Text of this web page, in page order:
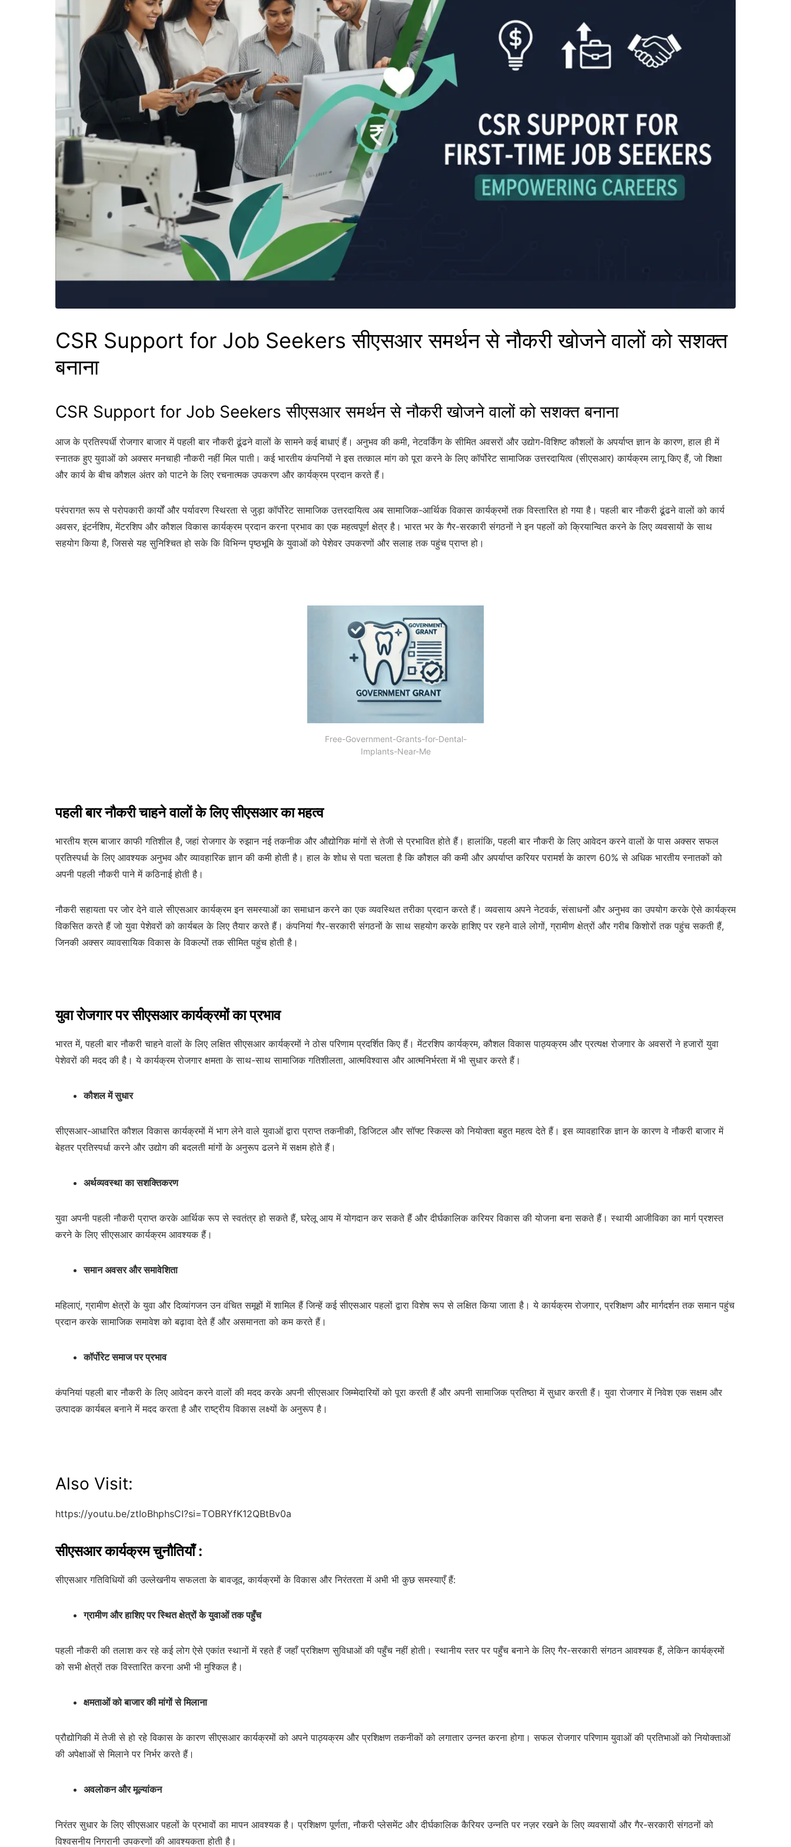
CSR Support for Job Seekers सीएसआर समर्थन से नौकरी खोजने वालों को सशक्त
बनाना
CSR Support for Job Seekers सीएसआर समर्थन से नौकरी खोजने वालों को सशक्त बनाना
आज के प्रतिस्पर्धी रोजगार बाजार में पहली बार नौकरी ढूंढने वालों के सामने कई बाधाएं हैं। अनुभव की कमी, नेटवर्किंग के सीमित अवसरों और उद्योग-विशिष्ट कौशलों के अपर्याप्त ज्ञान के कारण, हाल ही में
स्नातक हुए युवाओं को अक्सर मनचाही नौकरी नहीं मिल पाती। कई भारतीय कंपनियों ने इस तत्काल मांग को पूरा करने के लिए कॉर्पोरेट सामाजिक उत्तरदायित्व (सीएसआर) कार्यक्रम लागू किए हैं, जो शिक्षा
और कार्य के बीच कौशल अंतर को पाटने के लिए रचनात्मक उपकरण और कार्यक्रम प्रदान करते हैं।
परंपरागत रूप से परोपकारी कार्यों और पर्यावरण स्थिरता से जुड़ा कॉर्पोरेट सामाजिक उत्तरदायित्व अब सामाजिक-आर्थिक विकास कार्यक्रमों तक विस्तारित हो गया है। पहली बार नौकरी ढूंढने वालों को कार्य
अवसर, इंटर्नशिप, मेंटरशिप और कौशल विकास कार्यक्रम प्रदान करना प्रभाव का एक महत्वपूर्ण क्षेत्र है। भारत भर के गैर-सरकारी संगठनों ने इन पहलों को क्रियान्वित करने के लिए व्यवसायों के साथ
सहयोग किया है, जिससे यह सुनिश्चित हो सके कि विभिन्न पृष्ठभूमि के युवाओं को पेशेवर उपकरणों और सलाह तक पहुंच प्राप्त हो।
Free-Government-Grants-for-Dental-
Implants-Near-Me
पहली बार नौकरी चाहने वालों के लिए सीएसआर का महत्व
भारतीय श्रम बाजार काफी गतिशील है, जहां रोजगार के रुझान नई तकनीक और औद्योगिक मांगों से तेजी से प्रभावित होते हैं। हालांकि, पहली बार नौकरी के लिए आवेदन करने वालों के पास अक्सर सफल
प्रतिस्पर्धा के लिए आवश्यक अनुभव और व्यावहारिक ज्ञान की कमी होती है। हाल के शोध से पता चलता है कि कौशल की कमी और अपर्याप्त करियर परामर्श के कारण 60% से अधिक भारतीय स्नातकों को
अपनी पहली नौकरी पाने में कठिनाई होती है।
नौकरी सहायता पर जोर देने वाले सीएसआर कार्यक्रम इन समस्याओं का समाधान करने का एक व्यवस्थित तरीका प्रदान करते हैं। व्यवसाय अपने नेटवर्क, संसाधनों और अनुभव का उपयोग करके ऐसे कार्यक्रम
विकसित करते हैं जो युवा पेशेवरों को कार्यबल के लिए तैयार करते हैं। कंपनियां गैर-सरकारी संगठनों के साथ सहयोग करके हाशिए पर रहने वाले लोगों, ग्रामीण क्षेत्रों और गरीब किशोरों तक पहुंच सकती हैं,
जिनकी अक्सर व्यावसायिक विकास के विकल्पों तक सीमित पहुंच होती है।
युवा रोजगार पर सीएसआर कार्यक्रमों का प्रभाव
भारत में, पहली बार नौकरी चाहने वालों के लिए लक्षित सीएसआर कार्यक्रमों ने ठोस परिणाम प्रदर्शित किए हैं। मेंटरशिप कार्यक्रम, कौशल विकास पाठ्यक्रम और प्रत्यक्ष रोजगार के अवसरों ने हजारों युवा
पेशेवरों की मदद की है। ये कार्यक्रम रोजगार क्षमता के साथ-साथ सामाजिक गतिशीलता, आत्मविश्वास और आत्मनिर्भरता में भी सुधार करते हैं।
कौशल में सुधार
सीएसआर-आधारित कौशल विकास कार्यक्रमों में भाग लेने वाले युवाओं द्वारा प्राप्त तकनीकी, डिजिटल और सॉफ्ट स्किल्स को नियोक्ता बहुत महत्व देते हैं। इस व्यावहारिक ज्ञान के कारण वे नौकरी बाजार में
बेहतर प्रतिस्पर्धा करने और उद्योग की बदलती मांगों के अनुरूप ढलने में सक्षम होते हैं।
अर्थव्यवस्था का सशक्तिकरण
युवा अपनी पहली नौकरी प्राप्त करके आर्थिक रूप से स्वतंत्र हो सकते हैं, घरेलू आय में योगदान कर सकते हैं और दीर्घकालिक करियर विकास की योजना बना सकते हैं। स्थायी आजीविका का मार्ग प्रशस्त
करने के लिए सीएसआर कार्यक्रम आवश्यक हैं।
समान अवसर और समावेशिता
महिलाएं, ग्रामीण क्षेत्रों के युवा और दिव्यांगजन उन वंचित समूहों में शामिल हैं जिन्हें कई सीएसआर पहलों द्वारा विशेष रूप से लक्षित किया जाता है। ये कार्यक्रम रोजगार, प्रशिक्षण और मार्गदर्शन तक समान पहुंच
प्रदान करके सामाजिक समावेश को बढ़ावा देते हैं और असमानता को कम करते हैं।
कॉर्पोरेट समाज पर प्रभाव
कंपनियां पहली बार नौकरी के लिए आवेदन करने वालों की मदद करके अपनी सीएसआर जिम्मेदारियों को पूरा करती हैं और अपनी सामाजिक प्रतिष्ठा में सुधार करती हैं। युवा रोजगार में निवेश एक सक्षम और
उत्पादक कार्यबल बनाने में मदद करता है और राष्ट्रीय विकास लक्ष्यों के अनुरूप है।
Also Visit:
https://youtu.be/ztIoBhphsCI?si=TOBRYfK12QBtBv0a
सीएसआर कार्यक्रमचुनौतियाँ:
सीएसआर गतिविधियों की उल्लेखनीय सफलता के बावजूद, कार्यक्रमों के विकास और निरंतरता में अभी भी कुछ समस्याएँ हैं:
ग्रामीण और हाशिए पर स्थित क्षेत्रों के युवाओं तक पहुँच
पहली नौकरी की तलाश कर रहे कई लोग ऐसे एकांत स्थानों में रहते हैं जहाँ प्रशिक्षण सुविधाओं की पहुँच नहीं होती। स्थानीय स्तर पर पहुँच बनाने के लिए गैर-सरकारी संगठन आवश्यक हैं, लेकिन कार्यक्रमों
को सभी क्षेत्रों तक विस्तारित करना अभी भी मुश्किल है।
क्षमताओं को बाजार की मांगों से मिलाना
प्रौद्योगिकी में तेजी से हो रहे विकास के कारण सीएसआर कार्यक्रमों को अपने पाठ्यक्रम और प्रशिक्षण तकनीकों को लगातार उन्नत करना होगा। सफल रोजगार परिणाम युवाओं की प्रतिभाओं को नियोक्ताओं
की अपेक्षाओं से मिलाने पर निर्भर करते हैं।
अवलोकन और मूल्यांकन
निरंतर सुधार के लिए सीएसआर पहलों के प्रभावों का मापन आवश्यक है। प्रशिक्षण पूर्णता, नौकरी प्लेसमेंट और दीर्घकालिक कैरियर उन्नति पर नज़र रखने के लिए व्यवसायों और गैर-सरकारी संगठनों को
विश्वसनीय निगरानी उपकरणों की आवश्यकता होती है।